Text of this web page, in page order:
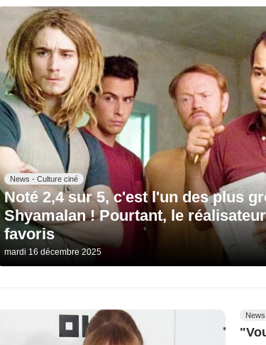
News - Culture ciné
Noté 2,4 sur 5, c'est l'un des plus
Shyamalan ! Pourtant, le
favoris
mardi 16 décembre 2025